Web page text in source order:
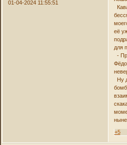
01-04-2024 11:55:51
её
для
-
Ну
+5